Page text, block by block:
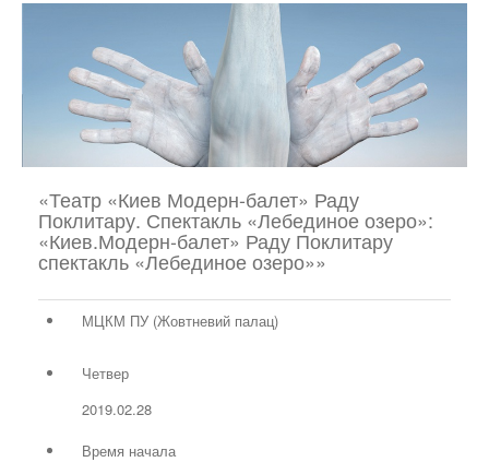
«Театр «Киев Модерн-балет» Раду
Поклитару. Спектакль «Лебединое озеро»:
«Киев.Модерн-балет» Раду Поклитару
спектакль «Лебединое озеро»»
МЦКМ ПУ (Жовтневий палац)
Четвер
2019.02.28
Время начала